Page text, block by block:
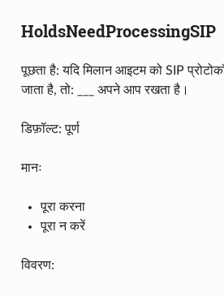
HoldsNeedProcessingSIP
पूछता है: यदि मिलान आइटम को SIP
जाता है, तो: ___ अपने आप रखता है।
डिफ़ॉल्ट: पूर्ण
मानः
पूरा करना
पूरा न करें
विवरण: